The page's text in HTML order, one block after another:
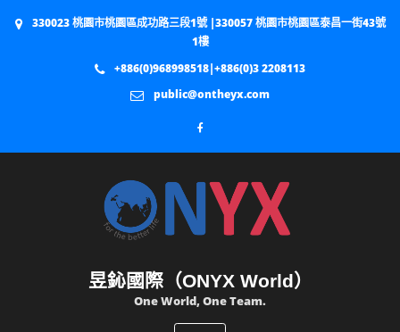
330023 桃園市桃園區成功路三段1號 |330057 桃園市桃園區泰昌一街43號
1樓
+886(0)968998518|+886(0)3 2208113
public@ontheyx.com
昱鈊國際（ONYX World）
One World, One Team.